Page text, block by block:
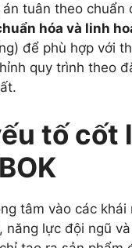
tuân theo chuẩn
hóa và linh
để phù hợp với
quy trình theo
tố cốt
tâm vào các
năng lực đội ngũ